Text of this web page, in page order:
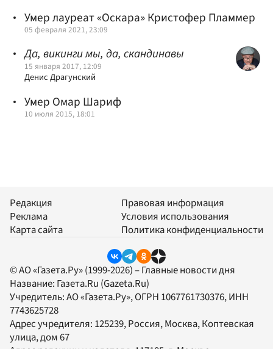
Умер лауреат «Оскара» Кристофер Пламмер
05 февраля 2021, 23:09
Да, викинги мы, да, скандинавы
15 января 2017, 12:09
Денис Драгунский
Умер Омар Шариф
10 июля 2015, 18:01
Редакция
Реклама
Карта сайта
Правовая информация
Условия использования
Политика конфиденциальности
© АО «Газета.Ру» (1999-2026) – Главные новости дня
Название: Газета.Ru (Gazeta.Ru)
Учредитель:АО «Газета.Ру», ОГРН 1067761730376, ИНН
7743625728
Адрес учредителя: 125239, Россия, Москва, Коптевская
улица, дом 67